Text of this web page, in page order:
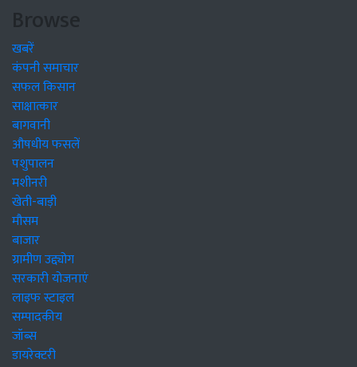
Browse
खबरें
कंपनी समाचार
सफल किसान
साक्षात्कार
बागवानी
औषधीय फसलें
पशुपालन
मशीनरी
खेती-बाड़ी
मौसम
बाजार
ग्रामीण उद्द्योग
सरकारी योजनाएं
लाइफ स्टाइल
सम्पादकीय
जॉब्स
डायरेक्टरी